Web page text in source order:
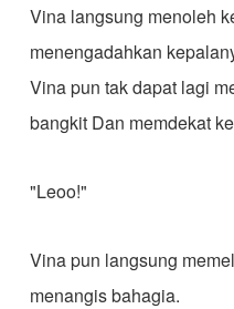
Vina langsung menoleh
menengadahkan
Vina pun tak dapat lagi
bangkit Dan memdekat
"Leoo!"
Vina pun langsung
menangis bahagia.